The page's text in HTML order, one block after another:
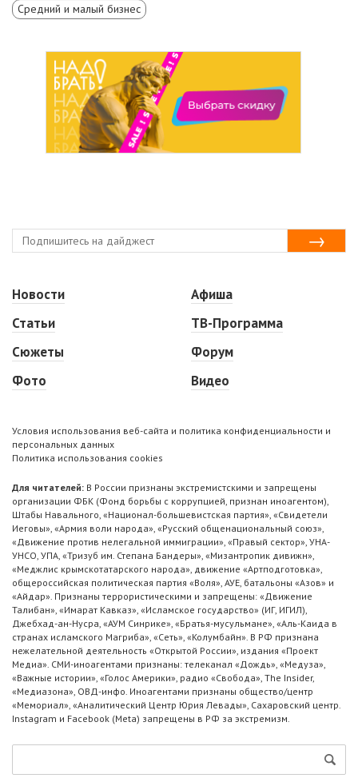
Средний и малый бизнес
Новости
Статьи
Сюжеты
Фото
Афиша
ТВ-Программа
Форум
Видео
Условия использования веб-сайта и политика конфиденциальности и
персональных данных
Политика использования cookies
Для читателей: В России признаны экстремистскими и запрещены
организации ФБК (Фонд борьбы с коррупцией, признан иноагентом),
Штабы Навального, «Национал-большевистская партия», «Свидетели
Иеговы», «Армия воли народа», «Русский общенациональный союз»,
«Движение против нелегальной иммиграции», «Правый сектор», УНА-
УНСО, УПА, «Тризуб им. Степана Бандеры», «Мизантропик дивижн»,
«Меджлис крымскотатарского народа», движение «Артподготовка»,
общероссийская политическая партия «Воля», АУЕ, батальоны «Азов» и
«Айдар». Признаны террористическими и запрещены: «Движение
Талибан», «Имарат Кавказ», «Исламское государство» (ИГ, ИГИЛ),
Джебхад-ан-Нусра, «АУМ Синрике», «Братья-мусульмане», «Аль-Каида в
странах исламского Магриба», «Сеть», «Колумбайн». В РФ признана
нежелательной деятельность «Открытой России», издания «Проект
Медиа». СМИ-иноагентами признаны: телеканал «Дождь», «Медуза»,
«Важные истории», «Голос Америки», радио «Свобода», The Insider,
«Медиазона», ОВД-инфо. Иноагентами признаны общество/центр
«Мемориал», «Аналитический Центр Юрия Левады», Сахаровский центр.
Instagram и Facebook (Metа) запрещены в РФ за экстремизм.